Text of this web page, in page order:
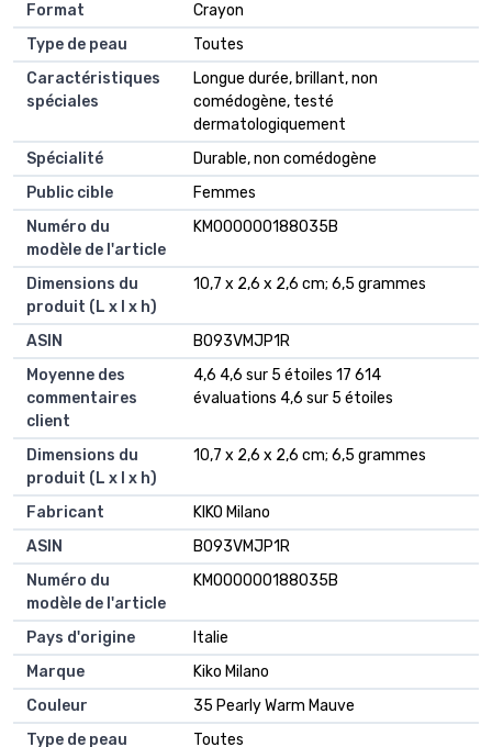
Format
‎Crayon
Type de peau
‎Toutes
Caractéristiques
spéciales
‎Longue durée, brillant, non
comédogène, testé
dermatologiquement
Spécialité
‎Durable, non comédogène
Public cible
‎Femmes
Numéro du
modèle de l'article
‎KM000000188035B
Dimensions du
produit (L x l x h)
‎10,7 x 2,6 x 2,6 cm; 6,5 grammes
ASIN
‎B093VMJP1R
Moyenne des
commentaires
client
4,6 4,6 sur 5 étoiles 17 614
évaluations 4,6 sur 5 étoiles
Dimensions du
produit (L x l x h)
10,7 x 2,6 x 2,6 cm; 6,5 grammes
Fabricant
KIKO Milano
ASIN
B093VMJP1R
Numéro du
modèle de l'article
KM000000188035B
Pays d'origine
Italie
Marque
Kiko Milano
Couleur
35 Pearly Warm Mauve
Type de peau
Toutes